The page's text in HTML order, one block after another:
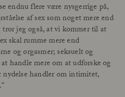
endnu flere være nysgerrige på,
af sex som noget mere end
jeg også, at vi kommer til at
skal rumme mere end
og orgasmer; seksuelt og
handle mere om at udforske og
nydelse handler om intimitet,